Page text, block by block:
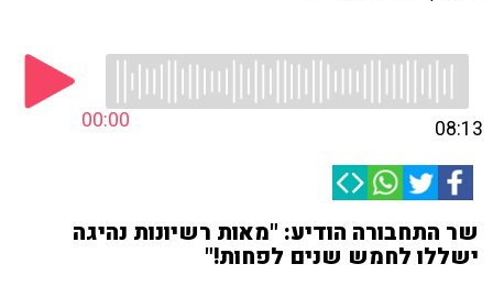
00:00 08:13
שר התחבורה הודיע: "מאות רשיונות נהיגה
ישללו לחמש שנים לפחות!"